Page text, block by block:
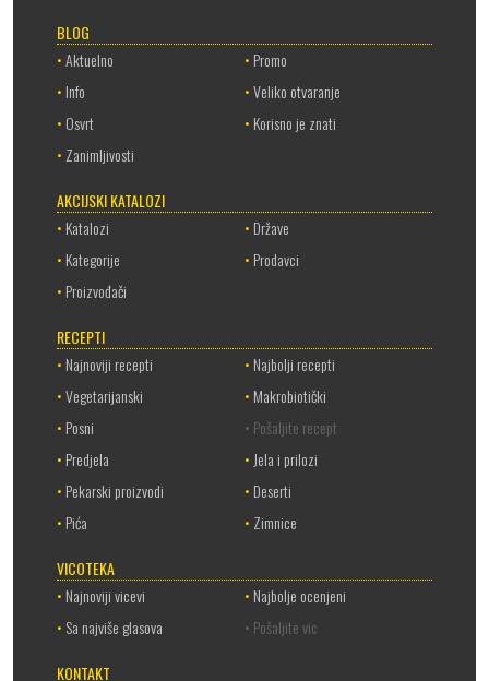
BLOG
•Aktuelno • Promo
• Info •Veliko otvaranje
• Osvrt • Korisno je znati
• Zanimljivosti
AKCIJSKI KATALOZI
• Katalozi • Države
• Kategorije • Prodavci
• Proizvođači
RECEPTI
• Najnoviji recepti • Najbolji recepti
•Vegetarijanski • Makrobiotički
• Posni
• Pošaljite recept
• Predjela • Jela i prilozi
• Pekarski proizvodi • Deserti
• Pića • Zimnice
VICOTEKA
• Najnoviji vicevi • Najbolje ocenjeni
• Sa najviše glasova
• Pošaljite vic
KONTAKT